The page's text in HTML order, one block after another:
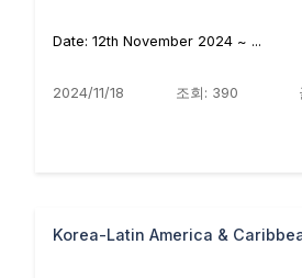
Date: 12th November 2024 ~ ...
2024/11/18 조회: 390
Korea-Latin America &